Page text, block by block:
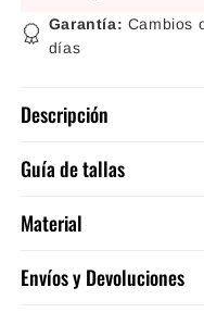
Garantía: Cambios
días
Descripción
Guía de tallas
Material
Envíos y Devoluciones